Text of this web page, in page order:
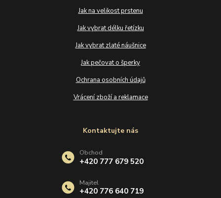
Jak na velikost prstenu
Jak vybrat délku řetízku
Jak vybrat zlaté náušnice
Jak pečovat o šperky
Ochrana osobních údajů
Vrácení zboží a reklamace
Kontaktujte nás
Obchod
+420 777 679 520
Majitel
+420 776 640 719